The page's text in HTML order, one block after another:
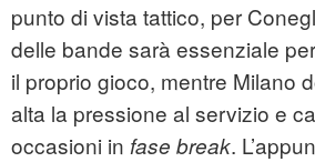
punto di vista tattico, per
delle bande sarà essenziale
il proprio gioco, mentre Milano
alta la pressione al servizio e
occasioni in fase break.